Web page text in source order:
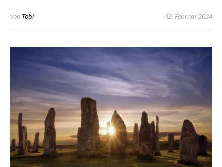
Von Tobi 02. Februar 2024